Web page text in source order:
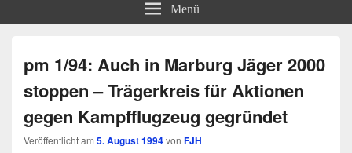
Menü
pm 1/94: Auch in Marburg Jäger 2000
stoppen – Trägerkreis für Aktionen
gegen Kampfflugzeug gegründet
Veröffentlicht am 5. August 1994von FJH